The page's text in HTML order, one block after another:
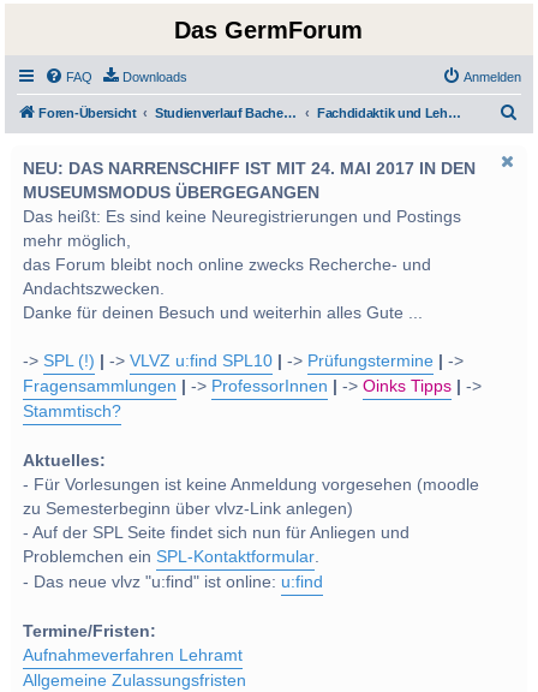
Das GermForum
FAQ Downloads Anmelden
Foren-Übersicht Studienverlauf Bachelor-/Masterstudien sowie UF Deutsch Fachdidaktik und LehrerInnenbildung
NEU: DAS NARRENSCHIFF IST MIT 24. MAI 2017 IN DEN
MUSEUMSMODUS ÜBERGEGANGEN
Das heißt: Es sind keine Neuregistrierungen und Postings
mehr möglich,
das Forum bleibt noch online zwecks Recherche- und
Andachtszwecken.
Danke für deinen Besuch und weiterhin alles Gute ...
->SPL (!) ->VLVZ u:find SPL10 -> Prüfungstermine
->
Fragensammlungen
-> ProfessorInnen ->Oinks Tipps
->
Stammtisch?
Aktuelles:
- Für Vorlesungen ist keine Anmeldung vorgesehen (moodle
zu Semesterbeginn über vlvz-Link anlegen)
- Auf der SPL Seite findet sich nun für Anliegen und
Problemchen einSPL-Kontaktformular.
- Das neue vlvz "u:find" ist online: u:find
Termine/Fristen:
Aufnahmeverfahren Lehramt
Allgemeine Zulassungsfristen